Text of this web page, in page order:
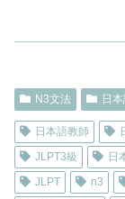
N3文法 日
日本語教師
JLPT3級
日
JLPT
n3